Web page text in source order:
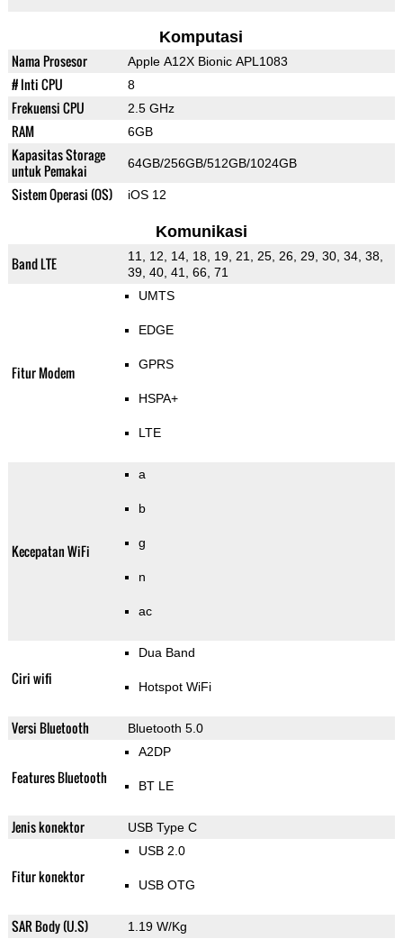
Komputasi
Nama Prosesor Apple A12X Bionic APL1083
# Inti CPU 8
Frekuensi CPU 2.5 GHz
RAM 6GB
Kapasitas Storage
untuk Pemakai
64GB/256GB/512GB/1024GB
Sistem Operasi (OS) iOS 12
Komunikasi
Band LTE
11, 12, 14, 18, 19, 21, 25, 26, 29, 30, 34, 38,
39, 40, 41, 66, 71
Fitur Modem
UMTS
EDGE
GPRS
HSPA+
LTE
Kecepatan WiFi
a
b
g
n
ac
Ciri wifi
Dua Band
Hotspot WiFi
Versi Bluetooth Bluetooth 5.0
Features Bluetooth
A2DP
BT LE
Jenis konektor USB Type C
Fitur konektor
USB 2.0
USB OTG
SAR Body (U.S) 1.19 W/Kg